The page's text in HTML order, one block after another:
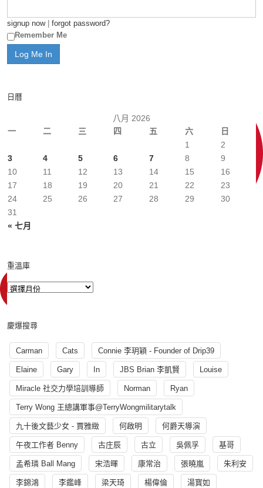
signup now| forgot password?
Remember Me
日曆
八月 2026
一
二 三 四 五 六 日
« 七月
1
2
3
4 5 6 7 8
9
10
11 12 13 14 15
16
17
18 19 20 21 22
23
24
25 26 27 28 29
30
31
重溫庫
慶爆搜尋
Carman Cats Connie 李玥穎 - Founder of Drip39
Elaine Gary In JBS Brian 李凱賢 Louise
Miracle 社交力學培訓導師 Norman Ryan
Terry Wong 王總講軍事@TerryWongmilitarytalk
九十後文藝少女 - 賈雅緻 何啟明 何爵天導演
午夜工作者 Benny 古庄辰 古立 吳佩孚 基哥
孟希璘 Ball Mang 宋浩暉 康常治 張曉嵐 朱利安
李錦鴻 李鑑峰 梁天琦 楊偉倫 湯寳如